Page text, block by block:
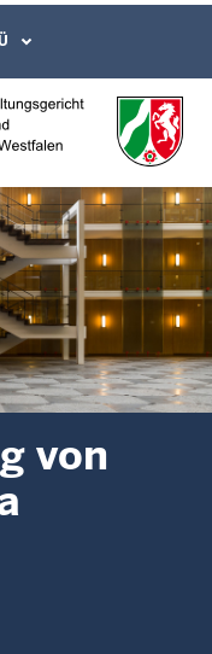
das Land
von